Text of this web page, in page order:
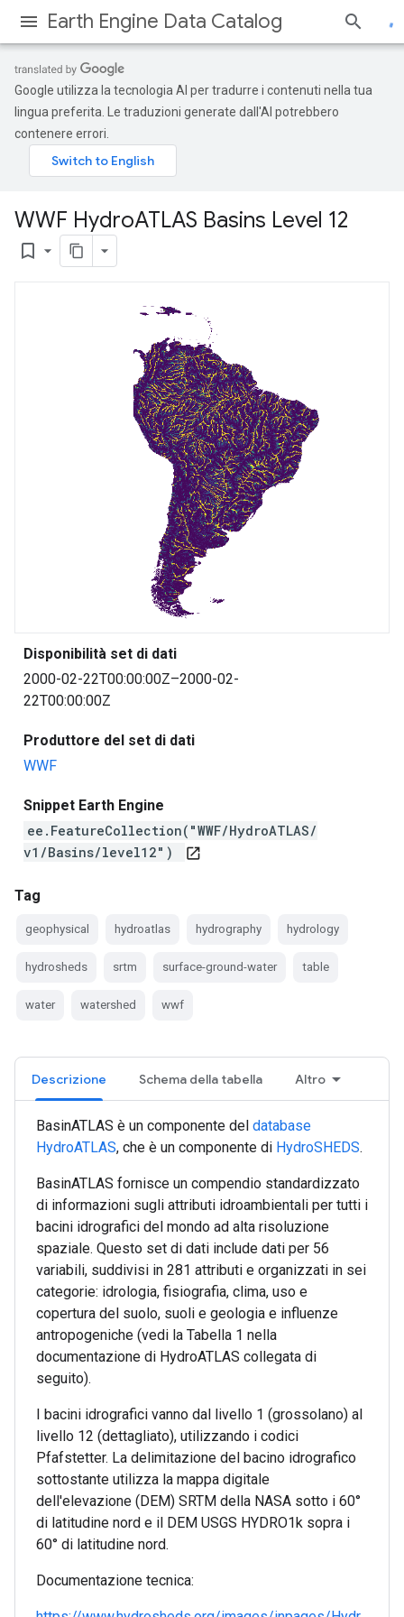
Earth Engine Data Catalog
Google utilizza la tecnologia AI per tradurre i contenuti nella tua
lingua preferita. Le traduzioni generate dall'AI potrebbero
contenere errori.
WWF HydroATLAS Basins Level 12
bookmark_border
Disponibilità set di dati
2000-02-22T00:00:00Z–2000-02-
22T00:00:00Z
Produttore del set di dati
WWF
Snippet Earth Engine
ee.FeatureCollection("WWF/HydroATLAS/
v1/Basins/level12")
open_in_new
Tag
geophysical hydroatlas hydrography hydrology
hydrosheds srtm surface-ground-water table
water watershed wwf
Descrizione Schema della tabella Altro
BasinATLAS è un componente del database
HydroATLAS, che è un componente di HydroSHEDS.
BasinATLAS fornisce un compendio standardizzato
di informazioni sugli attributi idroambientali per tutti i
bacini idrografici del mondo ad alta risoluzione
spaziale. Questo set di dati include dati per 56
variabili, suddivisi in 281 attributi e organizzati in sei
categorie: idrologia, fisiografia, clima, uso e
copertura del suolo, suoli e geologia e influenze
antropogeniche (vedi la Tabella 1 nella
documentazione di HydroATLAS collegata di
seguito).
I bacini idrografici vanno dal livello 1 (grossolano) al
livello 12 (dettagliato), utilizzando i codici
Pfafstetter. La delimitazione del bacino idrografico
sottostante utilizza la mappa digitale
dell'elevazione (DEM) SRTM della NASA sotto i 60°
di latitudine nord e il DEM USGS HYDRO1k sopra i
60° di latitudine nord.
Documentazione tecnica: